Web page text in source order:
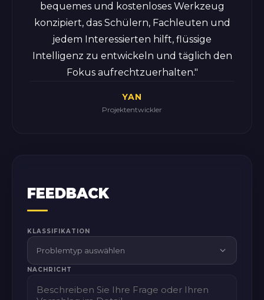
bequemes und kostenloses Werkzeug
konzipiert, das Schülern, Fachleuten und
jedem Interessierten hilft, flüssige
Intelligenz zu entwickeln und täglich den
Fokus aufrechtzuerhalten."
YAN
Projektentwickler
FEEDBACK
KLASSIFIKATION
Problemtyp auswählen
NACHRICHT